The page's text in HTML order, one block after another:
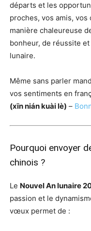
départs et les
proches, vos amis,
manière chaleureuse
bonheur, de réussite
lunaire.
Même sans parler
vos sentiments en
(xīn nián kuài lè) –
Pourquoi envoyer
chinois ?
Le Nouvel An lunaire
passion et le
vœux permet de :